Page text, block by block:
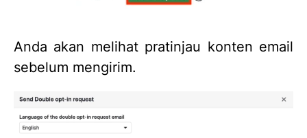
Anda akan melihat pratinjau konten email
sebelum mengirim.